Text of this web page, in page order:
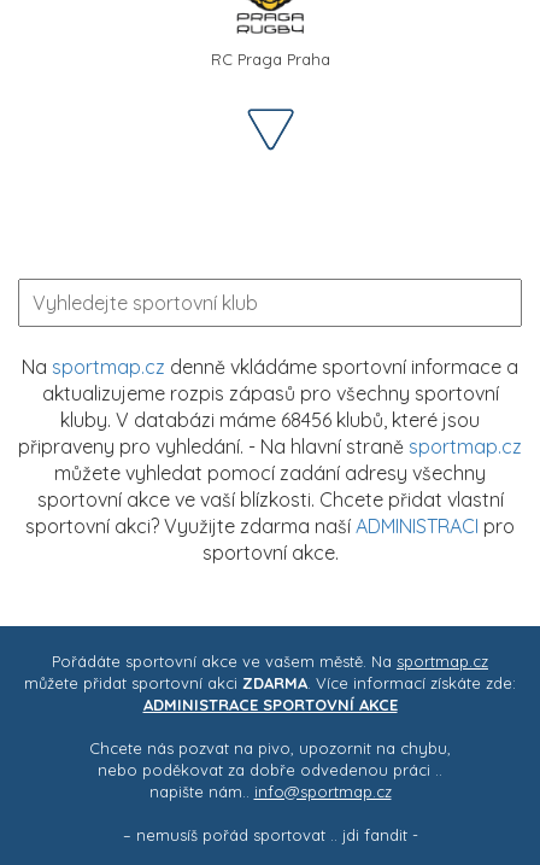
RC Praga Praha
Na sportmap.cz denně vkládáme sportovní informace a
aktualizujeme rozpis zápasů pro všechny sportovní
kluby. V databázi máme 68456 klubů, které jsou
připraveny pro vyhledání. - Na hlavní straně sportmap.cz
můžete vyhledat pomocí zadání adresy všechny
sportovní akce ve vaší blízkosti. Chcete přidat vlastní
sportovní akci? Využijte zdarma naší ADMINISTRACI pro
sportovní akce.
Pořádáte sportovní akce ve vašem městě. Na sportmap.cz
můžete přidat sportovní akci ZDARMA . Více informací získáte zde:
ADMINISTRACE SPORTOVNÍ AKCE
Chcete nás pozvat na pivo, upozornit na chybu,
nebo poděkovat za dobře odvedenou práci ..
napište nám.. info@sportmap.cz
– nemusíš pořád sportovat .. jdi fandit -